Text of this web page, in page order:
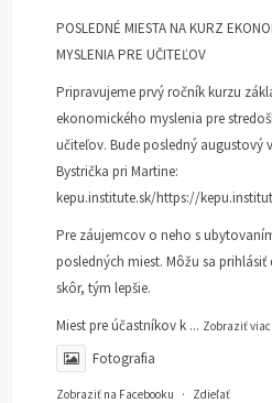
POSLEDNÉ MIESTA NA KURZ
MYSLENIA PRE UČITEĽOV
Pripravujeme prvý ročník kurzu
ekonomického myslenia pre
učiteľov. Bude posledný augustový
Bystrička pri Martine:
kepu.institute.sk/https://
Pre záujemcov o neho s
posledných miest. Môžu sa prihlásiť
skôr, tým lepšie.
Miest pre účastníkov k ... Zobraziť viac
Fotografia
Zobraziť na Facebooku · Zdieľať